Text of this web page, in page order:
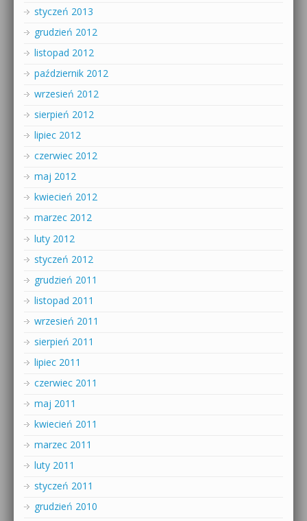
styczeń 2013
grudzień 2012
listopad 2012
październik 2012
wrzesień 2012
sierpień 2012
lipiec 2012
czerwiec 2012
maj 2012
kwiecień 2012
marzec 2012
luty 2012
styczeń 2012
grudzień 2011
listopad 2011
wrzesień 2011
sierpień 2011
lipiec 2011
czerwiec 2011
maj 2011
kwiecień 2011
marzec 2011
luty 2011
styczeń 2011
grudzień 2010